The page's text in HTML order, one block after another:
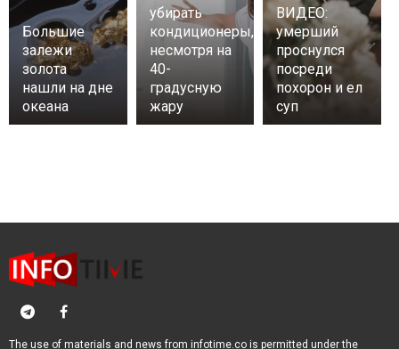
Большие
залежи
золота
нашли на дне
океана
убирать
кондиционеры,
несмотря на
40-
градусную
жару
ВИДЕО:
умерший
проснулся
посреди
похорон и ел
суп
The use of materials and news from infotime.co is permitted under the